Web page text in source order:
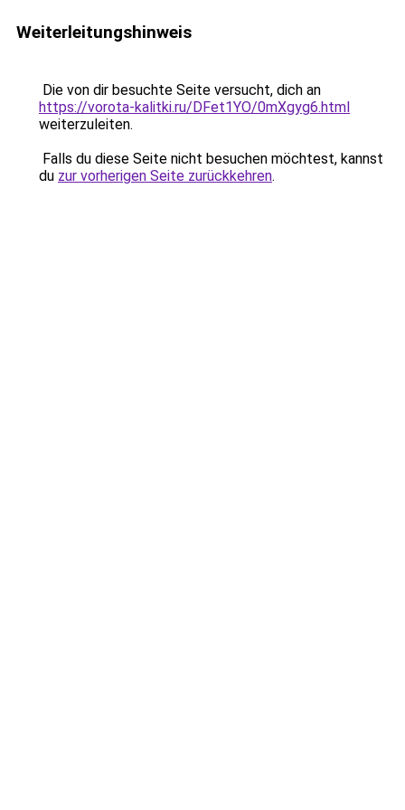
Weiterleitungshinweis
Die von dir besuchte Seite versucht, dich an
https://vorota-kalitki.ru/DFet1YO/0mXgyg6.html
weiterzuleiten.
Falls du diese Seite nicht besuchen möchtest, kannst
du zur vorherigen Seite zurückkehren.